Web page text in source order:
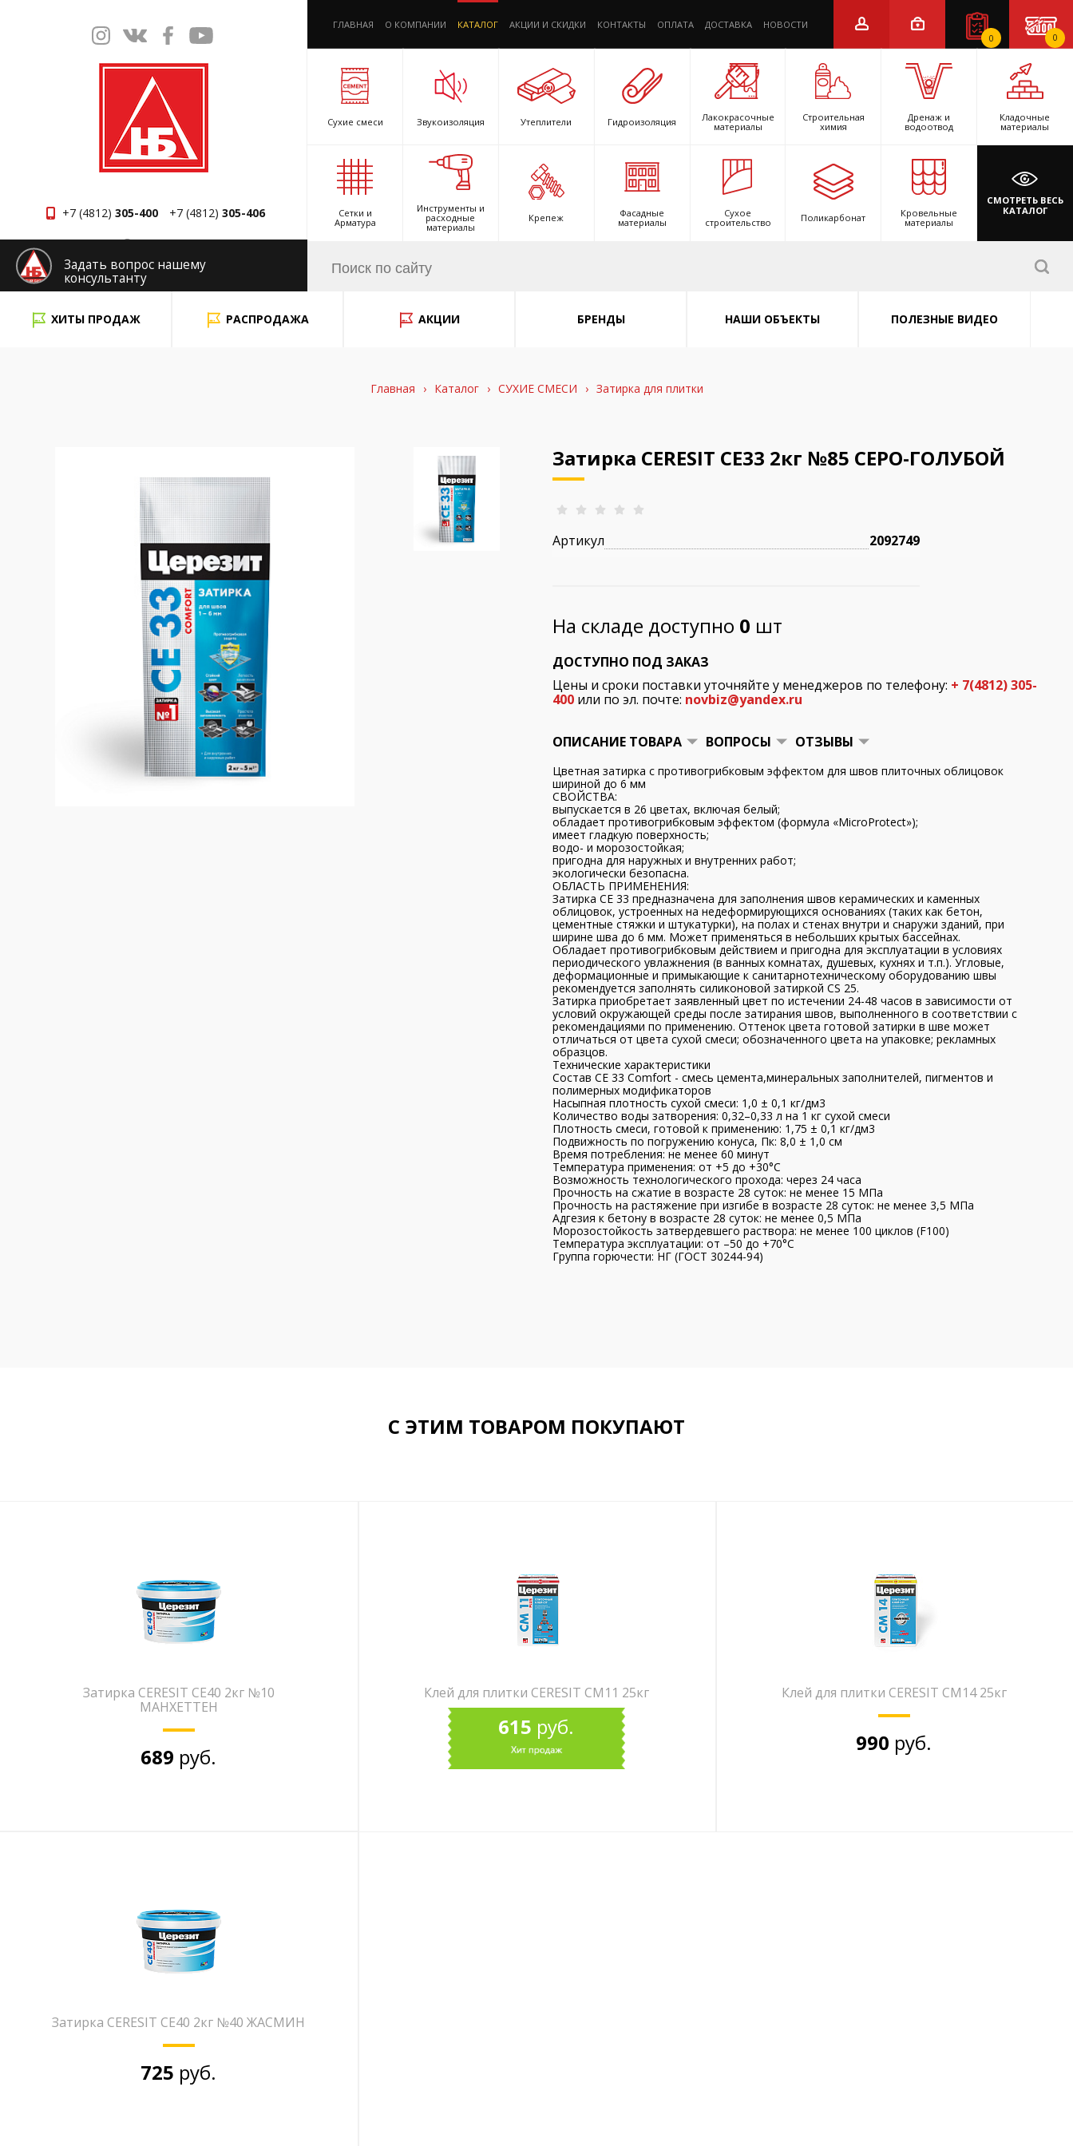
+7 (4812) 305-400 +7 (4812) 305-406
Смоленск
ГЛАВНАЯ О КОМПАНИИ КАТАЛОГ АКЦИИ И СКИДКИ КОНТАКТЫ ОПЛАТА ДОСТАВКА НОВОСТИ
0 0
Сухие смеси Звукоизоляция Утеплители Гидроизоляция
Лакокрасочные
материалы
Строительная
химия
Дренаж и
водоотвод
Кладочные
материалы
Сетки и
Арматура
Инструменты и
расходные
материалы
Крепеж
Фасадные
материалы
Сухое
строительство
Поликарбонат
Кровельные
материалы
СМОТРЕТЬ ВЕСЬ
КАТАЛОГ
Задать вопрос нашему
консультанту
ХИТЫ ПРОДАЖ
РАСПРОДАЖА АКЦИИ БРЕНДЫ НАШИ ОБЪЕКТЫ ПОЛЕЗНЫЕ ВИДЕО
Главная › Каталог › СУХИЕ СМЕСИ › Затирка для плитки
Затирка CERESIT СЕ33 2кг №85 СЕРО-ГОЛУБОЙ
Артикул 2092749
На складе доступно 0 шт
ДОСТУПНО ПОД ЗАКАЗ
Цены и сроки поставки уточняйте у менеджеров по телефону: + 7(4812) 305-
400 или по эл. почте: novbiz@yandex.ru
ОПИСАНИЕ ТОВАРА ВОПРОСЫ ОТЗЫВЫ
Цветная затирка с противогрибковым эффектом для швов плиточных облицовок
шириной до 6 мм
СВОЙСТВА:
выпускается в 26 цветах, включая белый;
обладает противогрибковым эффектом (формула «MicroProtect»);
имеет гладкую поверхность;
водо- и морозостойкая;
пригодна для наружных и внутренних работ;
экологически безопасна.
ОБЛАСТЬ ПРИМЕНЕНИЯ:
Затирка CE 33 предназначена для заполнения швов керамических и каменных
облицовок, устроенных на недеформирующихся основаниях (таких как бетон,
цементные стяжки и штукатурки), на полах и стенах внутри и снаружи зданий, при
ширине шва до 6 мм. Может применяться в небольших крытых бассейнах.
Обладает противогрибковым действием и пригодна для эксплуатации в условиях
периодического увлажнения (в ванных комнатах, душевых, кухнях и т.п.). Угловые,
деформационные и примыкающие к санитарнотехническому оборудованию швы
рекомендуется заполнять силиконовой затиркой CS 25.
Затирка приобретает заявленный цвет по истечении 24-48 часов в зависимости от
условий окружающей среды после затирания швов, выполненного в соответствии с
рекомендациями по применению. Оттенок цвета готовой затирки в шве может
отличаться от цвета сухой смеси; обозначенного цвета на упаковке; рекламных
образцов.
Технические характеристики
Состав CE 33 Comfort - смесь цемента,минеральных заполнителей, пигментов и
полимерных модификаторов
Насыпная плотность сухой смеси: 1,0 ± 0,1 кг/дм3
Количество воды затворения: 0,32–0,33 л на 1 кг сухой смеси
Плотность смеси, готовой к применению: 1,75 ± 0,1 кг/дм3
Подвижность по погружению конуса, Пк: 8,0 ± 1,0 см
Время потребления: не менее 60 минут
Температура применения: от +5 до +30°C
Возможность технологического прохода: через 24 часа
Прочность на сжатие в возрасте 28 суток: не менее 15 МПа
Прочность на растяжение при изгибе в возрасте 28 суток: не менее 3,5 МПа
Адгезия к бетону в возрасте 28 суток: не менее 0,5 МПа
Морозостойкость затвердевшего раствора: не менее 100 циклов (F100)
Температура эксплуатации: от –50 до +70°C
Группа горючести: НГ (ГОСТ 30244-94)
С ЭТИМ ТОВАРОМ ПОКУПАЮТ
Затирка CERESIT CE40 2кг №10
МАНХЕТТЕН
689 руб.
Клей для плитки CERESIT СМ11 25кг
615 руб.
Клей для плитки CERESIT СМ14 25кг
990 руб.
Затирка CERESIT CE40 2кг №40 ЖАСМИН
725 руб.